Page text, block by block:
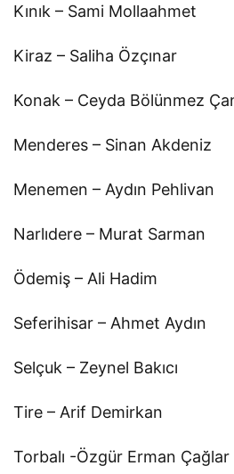
Kınık – Sami Mollaahmet
Kiraz – Saliha Özçınar
Konak – Ceyda Bölünmez
Menderes – Sinan Akdeniz
Menemen – Aydın Pehlivan
Narlıdere – Murat Sarman
Ödemiş – Ali Hadim
Seferihisar – Ahmet Aydın
Selçuk – Zeynel Bakıcı
Tire – Arif Demirkan
Torbalı -Özgür Erman Çağlar